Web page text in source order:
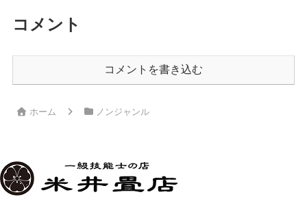
コメント
コメントを書き込む
ホーム ノンジャンル